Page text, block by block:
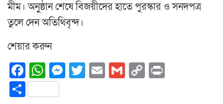
মীম। অনুষ্ঠান শেষে বিজয়ীদের হাতে পুরস্কার ও সনদপত্র
তুলে দেন অতিথিবৃন্দ।
শেয়ার করুন
Facebook
WhatsApp
Messenger
Twitter
EmailGmail
Copy
Share